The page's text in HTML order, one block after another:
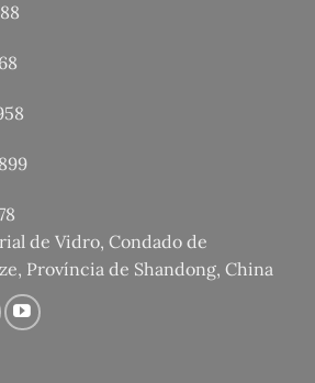
de Vidro, Condado de
Província de Shandong, China